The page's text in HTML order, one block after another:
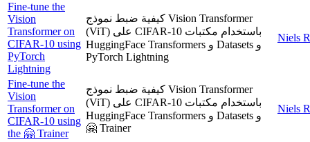
Fine-tune the
Vision
Transformer on
CIFAR-10 using
PyTorch
Lightning
كيفية ضبط نموذج Vision Transformer
(ViT) على CIFAR-10 باستخدام مكتبات
HuggingFace Transformers و Datasets و
PyTorch Lightning
Niels
Fine-tune the
Vision
Transformer on
CIFAR-10 using
the 🤗 Trainer
كيفية ضبط نموذج Vision Transformer
(ViT) على CIFAR-10 باستخدام مكتبات
HuggingFace Transformers و Datasets و
🤗 Trainer
Niels